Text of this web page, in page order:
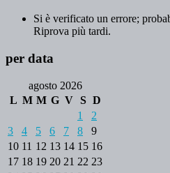
Si è verificato un errore;
Riprova più tardi.
per data
agosto 2026
L M M G V S D
1
2
3
4 5 6 7 8
9
10 11 12 13 14 15 16
17 18 19 20 21 22 23